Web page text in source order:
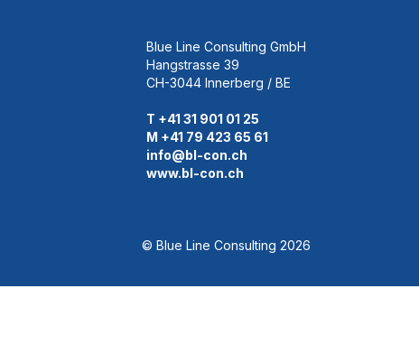
Blue Line Consulting GmbH
Hangstrasse 39
CH-3044 Innerberg / BE
T +41 31 901 01 25
M +41 79 423 65 61
info@bl-con.ch
www.bl-con.ch
© Blue Line Consulting 2026